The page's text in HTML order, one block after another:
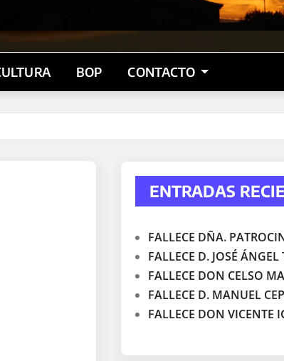
BOP CONTACTO
ENTRADAS
FALLECE DÑA.
FALLECE D. JOSÉ
FALLECE DON CELSO
FALLECE D. MANUEL
FALLECE DON VICENTE